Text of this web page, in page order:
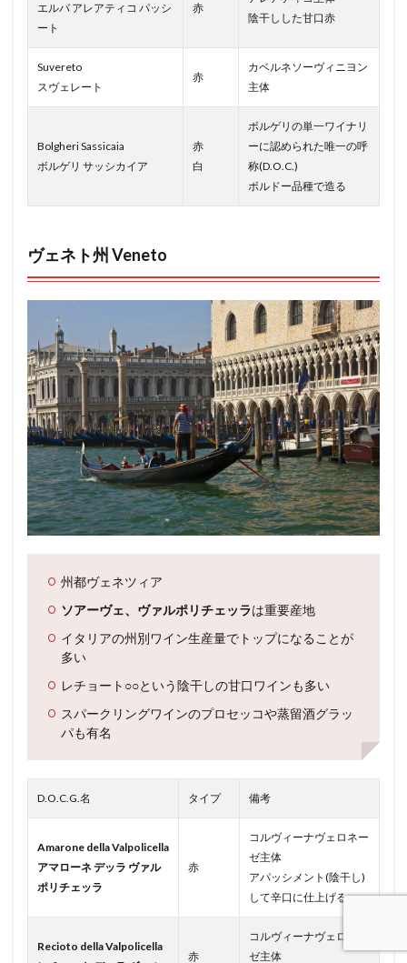
エルバ アレアティコ パッシ
ート
赤
陰干しした甘口赤
Suvereto
スヴェレート
赤
カベルネソーヴィニヨン
主体
Bolgheri Sassicaia
ボルゲリ サッシカイア
赤
白
ボルゲリの単一ワイナリ
ーに認められた唯一の呼
称(D.O.C.)
ボルドー品種で造る
ヴェネト州 Veneto
州都ヴェネツィア
ソアーヴェ、ヴァルポリチェッラは重要産地
イタリアの州別ワイン生産量でトップになることが
多い
レチョート○○という陰干しの甘口ワインも多い
スパークリングワインのプロセッコや蒸留酒グラッ
パも有名
D.O.C.G.名 タイプ 備考
Amarone della Valpolicella
アマローネ デッラ ヴァル
ポリチェッラ
赤
コルヴィーナヴェロネー
ゼ主体
アパッシメント(陰干し)
して辛口に仕上げる
Recioto della Valpolicella
赤
コルヴィーナヴェロネー
ゼ主体